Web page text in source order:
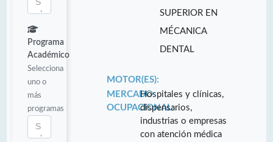
Programa
Académico
Selecciona
uno o
más
programas
SUPERIOR EN
MÉCANICA
DENTAL
MOTOR(ES):
MERCADO
OCUPACIONAL:
Hospitales y clínicas,
dispensarios,
industrias o empresas
con atención médica